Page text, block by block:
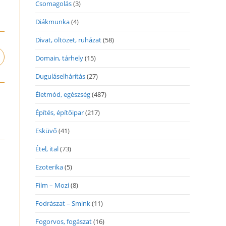
Csomagolás(3)
Diákmunka(4)
Divat, öltözet, ruházat(58)
Domain, tárhely(15)
Duguláselhárítás(27)
Életmód, egészség(487)
Építés, építőipar(217)
Esküvő (41)
Étel, ital(73)
Ezoterika(5)
Film – Mozi(8)
Fodrászat – Smink(11)
Fogorvos, fogászat(16)